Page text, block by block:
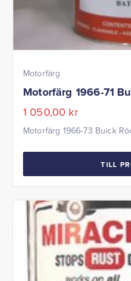
Motorfärg
Motorfärg 1966-71
1 050,00 kr
Motorfärg 1966-73 Buick
TILL